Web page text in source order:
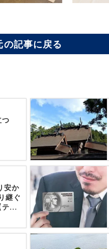
の記事に戻る
つ
安か
継ぐ
...